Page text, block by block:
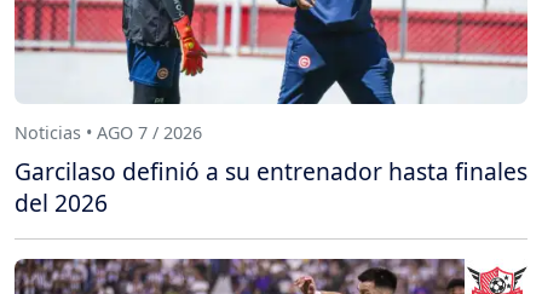
Noticias • AGO 7 / 2026
Garcilaso definió a su entrenador hasta finales
del 2026